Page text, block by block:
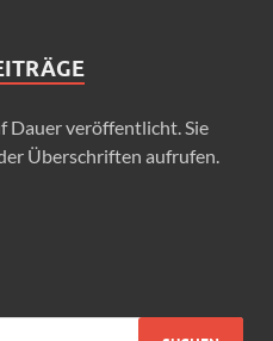
Dauer veröffentlicht. Sie
Überschriften aufrufen.